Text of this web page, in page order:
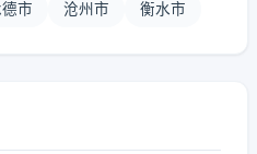
市 沧州市 衡水市